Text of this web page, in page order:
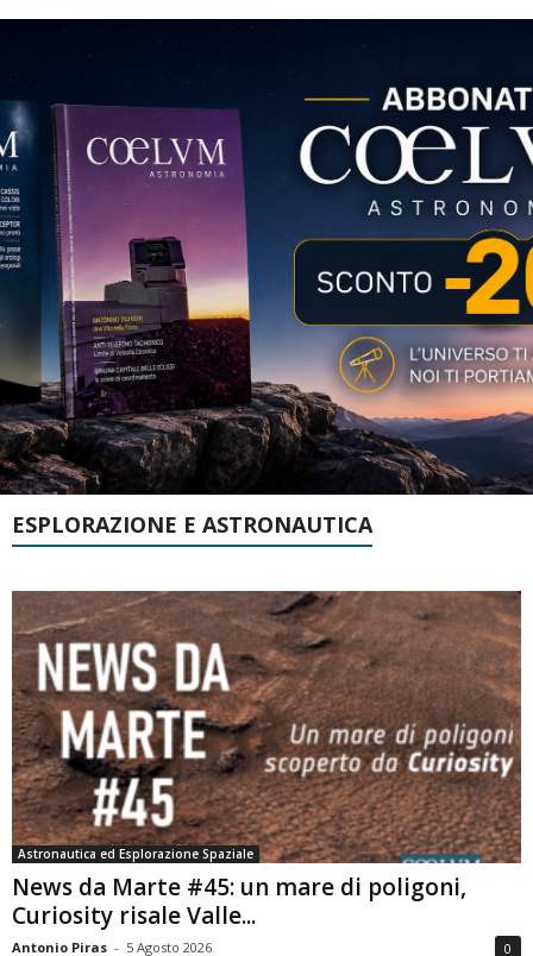
ESPLORAZIONE E ASTRONAUTICA
Astronautica ed Esplorazione Spaziale
News da Marte #45: un mare di poligoni,
Curiosity risale Valle...
Antonio Piras - 5 Agosto 2026 0